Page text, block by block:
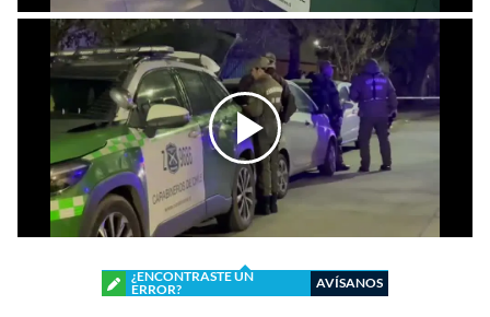
¿ENCONTRASTE UN
ERROR?
AVÍSANOS